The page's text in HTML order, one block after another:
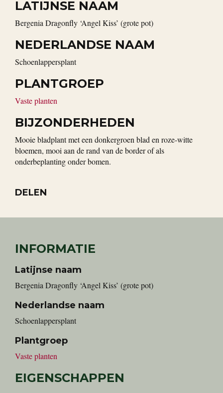
LATIJNSE NAAM
Bergenia Dragonfly ‘Angel Kiss’ (grote pot)
NEDERLANDSE NAAM
Schoenlappersplant
PLANTGROEP
Vaste planten
BIJZONDERHEDEN
Mooie bladplant met een donkergroen blad en roze-witte
bloemen, mooi aan de rand van de border of als
onderbeplanting onder bomen.
DELEN
INFORMATIE
Latijnse naam
Bergenia Dragonfly ‘Angel Kiss’ (grote pot)
Nederlandse naam
Schoenlappersplant
Plantgroep
Vaste planten
EIGENSCHAPPEN